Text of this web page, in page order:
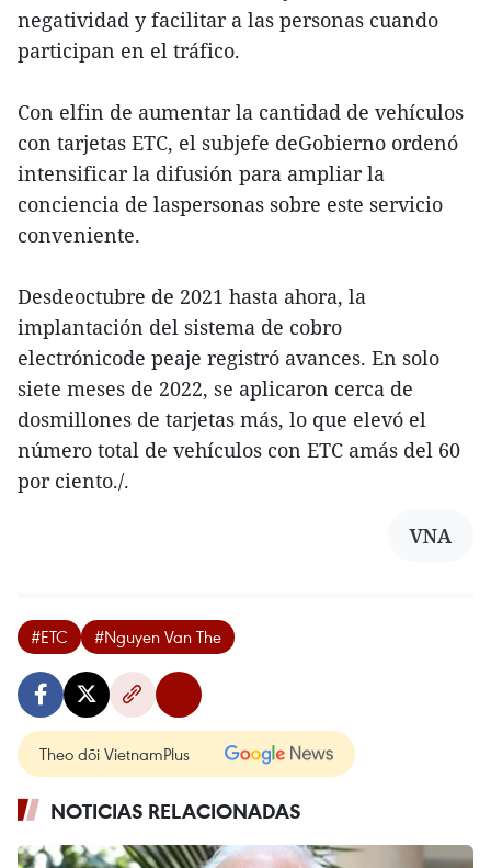
negatividad y facilitar a las personas cuando
participan en el tráfico.
Con elfin de aumentar la cantidad de vehículos
con tarjetas ETC, el subjefe deGobierno ordenó
intensificar la difusión para ampliar la
conciencia de laspersonas sobre este servicio
conveniente.
Desdeoctubre de 2021 hasta ahora, la
implantación del sistema de cobro
electrónicode peaje registró avances. En solo
siete meses de 2022, se aplicaron cerca de
dosmillones de tarjetas más, lo que elevó el
número total de vehículos con ETC amás del 60
por ciento./.
VNA
#ETC #Nguyen Van The
Theo dõi VietnamPlus
NOTICIAS RELACIONADAS